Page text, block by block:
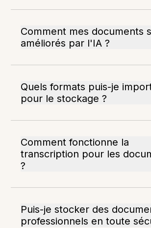
Comment mes documents
améliorés par l'IA ?
Quels formats puis-je
pour le stockage ?
Comment fonctionne la
transcription pour les
?
Puis-je stocker des
professionnels en toute